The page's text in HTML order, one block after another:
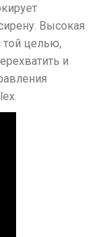
Высокая
той целью,
и